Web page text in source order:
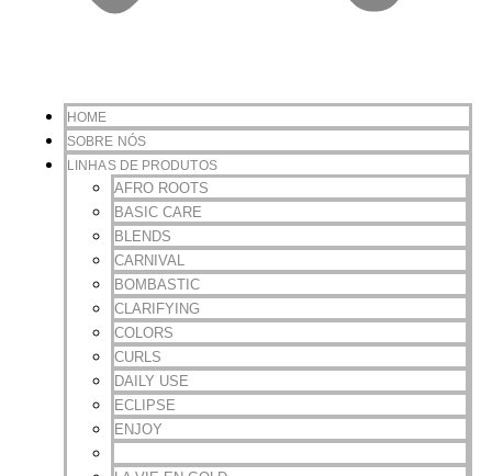
HOME
SOBRE NÓS
LINHAS DE PRODUTOS
AFRO ROOTS
BASIC CARE
BLENDS
CARNIVAL
BOMBASTIC
CLARIFYING
COLORS
CURLS
DAILY USE
ECLIPSE
ENJOY